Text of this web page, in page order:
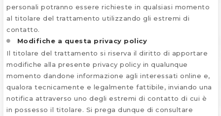
personali potranno essere richieste in qualsiasi momento
al titolare del trattamento utilizzando gli estremi di
contatto.
Modifiche a questa privacy policy
Il titolare del trattamento si riserva il diritto di apportare
modifiche alla presente privacy policy in qualunque
momento dandone informazione agli interessati online e,
qualora tecnicamente e legalmente fattibile, inviando una
notifica attraverso uno degli estremi di contatto di cui è
in possesso il titolare. Si prega dunque di consultare